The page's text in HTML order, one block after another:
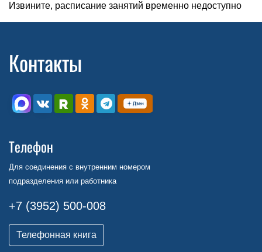
Извините, расписание занятий временно недоступно
Контакты
Телефон
Для соединения с внутренним номером
подразделения или работника
+7 (3952) 500-008
Телефонная книга